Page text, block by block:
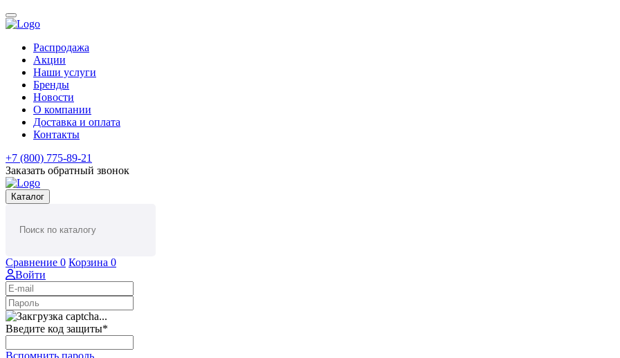
Распродажа
Акции
Наши услуги
Бренды
Новости
О компании
Доставка и оплата
Контакты
+7 (800) 775-89-21
Заказать обратный звонок
Каталог
Сравнение 0 Корзина 0
Войти
Введите код защиты*
Вспомнить пароль